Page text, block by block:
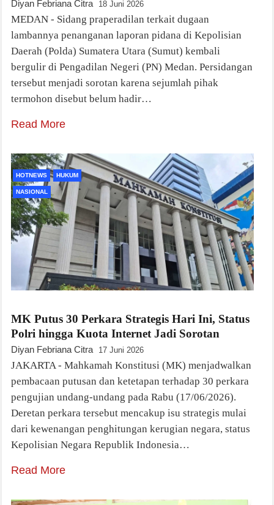
Diyan Febriana Citra 18 Juni 2026
MEDAN - Sidang praperadilan terkait dugaan
lambannya penanganan laporan pidana di Kepolisian
Daerah (Polda) Sumatera Utara (Sumut) kembali
bergulir di Pengadilan Negeri (PN) Medan. Persidangan
tersebut menjadi sorotan karena sejumlah pihak
termohon disebut belum hadir…
Read More
HOTNEWS HUKUM
NASIONAL
MK Putus 30 Perkara Strategis Hari Ini, Status
Polri hingga Kuota Internet Jadi Sorotan
Diyan Febriana Citra 17 Juni 2026
JAKARTA - Mahkamah Konstitusi (MK) menjadwalkan
pembacaan putusan dan ketetapan terhadap 30 perkara
pengujian undang-undang pada Rabu (17/06/2026).
Deretan perkara tersebut mencakup isu strategis mulai
dari kewenangan penghitungan kerugian negara, status
Kepolisian Negara Republik Indonesia…
Read More